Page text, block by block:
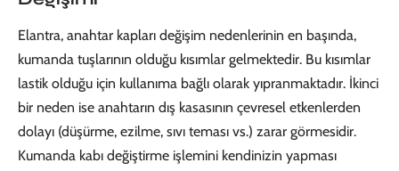
Elantra, anahtar kapları değişim nedenlerinin en başında,
kumanda tuşlarının olduğu kısımlar gelmektedir. Bu kısımlar
lastik olduğu için kullanıma bağlı olarak yıpranmaktadır. İkinci
bir neden ise anahtarın dış kasasının çevresel etkenlerden
dolayı (düşürme, ezilme, sıvı teması vs.) zarar görmesidir.
Kumanda kabı değiştirme işlemini kendinizin yapması